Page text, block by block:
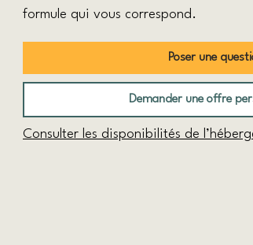
formule qui vous correspond.
Poser une
Demander une offre
Consulter les disponibilités de